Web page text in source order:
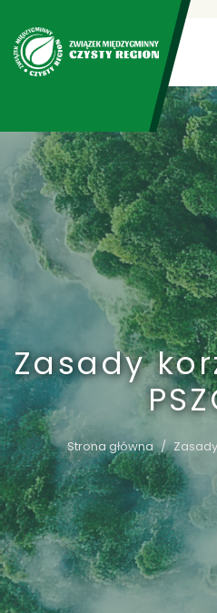
Zasady
Strona główna